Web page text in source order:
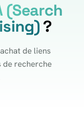
(Search
?
de liens
de recherche